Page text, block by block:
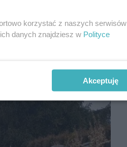
korzystać z naszych serwisów
danych znajdziesz w Polityce
Akceptuję